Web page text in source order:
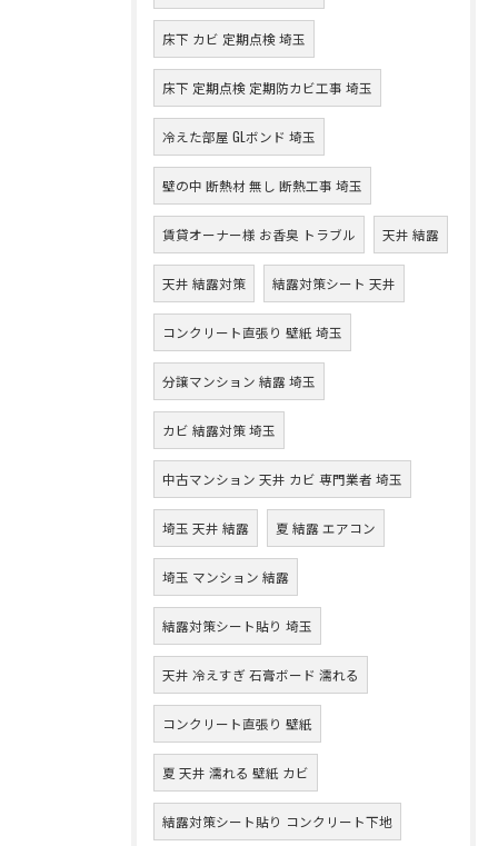
床下 カビ 定期点検 埼玉
床下 定期点検 定期防カビ工事 埼玉
冷えた部屋 GLボンド 埼玉
壁の中 断熱材 無し 断熱工事 埼玉
賃貸オーナー様 お香臭 トラブル 天井 結露
天井 結露対策 結露対策シート 天井
コンクリート直張り 壁紙 埼玉
分譲マンション 結露 埼玉
カビ 結露対策 埼玉
中古マンション 天井 カビ 専門業者 埼玉
埼玉 天井 結露 夏 結露 エアコン
埼玉 マンション 結露
結露対策シート貼り 埼玉
天井 冷えすぎ 石膏ボード 濡れる
コンクリート直張り 壁紙
夏 天井 濡れる 壁紙 カビ
結露対策シート貼り コンクリート下地